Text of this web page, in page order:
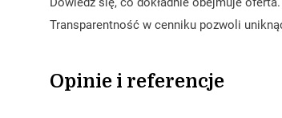
Transparentność w cenniku pozwoli
Opinie i referencje